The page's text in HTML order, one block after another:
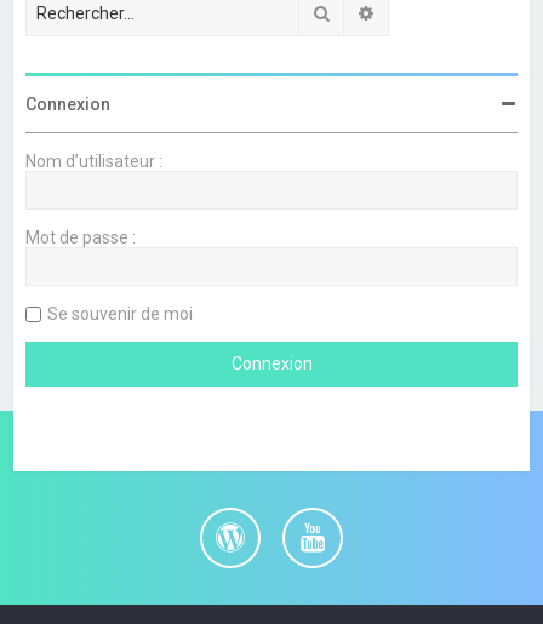
Rechercher
Connexion
Nom d’utilisateur :
Mot de passe :
Se souvenir de moi